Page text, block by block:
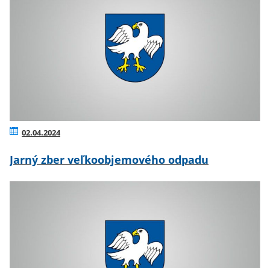
02.04.2024
Jarný zber veľkoobjemového odpadu